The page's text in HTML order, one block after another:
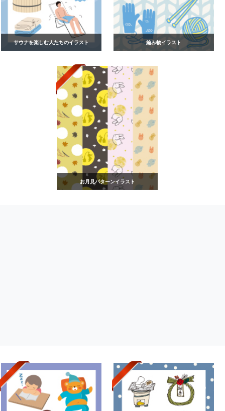
サウナを楽しむ人たちのイラスト 編み物イラスト
お月見パターンイラスト